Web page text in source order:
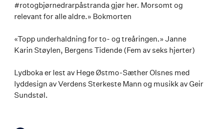
#rotogbjørnedrarpåstranda gjør her. Morsomt og
relevant for alle aldre.» Bokmorten
«Topp underhaldning for to- og treåringen.» Janne
Karin Støylen, Bergens Tidende (Fem av seks hjerter)
Lydboka er lest av Hege Østmo-Sæther Olsnes med
lyddesign av Verdens Sterkeste Mann og musikk av Geir
Sundstøl.